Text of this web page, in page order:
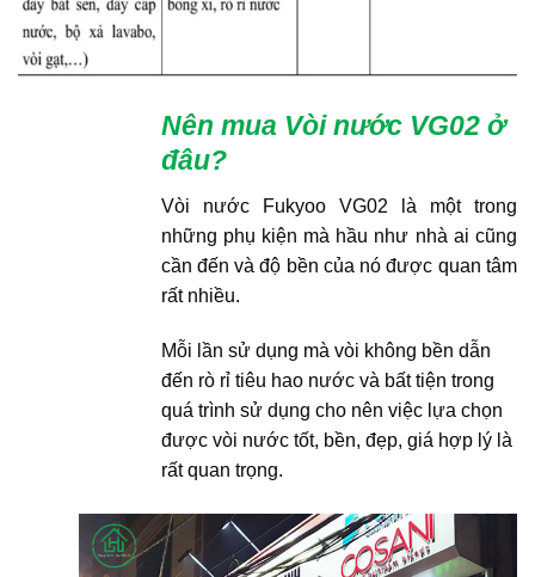
Nên mua Vòi nước VG02 ở
đâu?
Vòi nước Fukyoo VG02 là một trong
những phụ kiện mà hầu như nhà ai cũng
cần đến và độ bền của nó được quan tâm
rất nhiều.
Mỗi lần sử dụng mà vòi không bền dẫn
đến rò rỉ tiêu hao nước và bất tiện trong
quá trình sử dụng cho nên việc lựa chọn
được vòi nước tốt, bền, đẹp, giá hợp lý là
rất quan trọng.